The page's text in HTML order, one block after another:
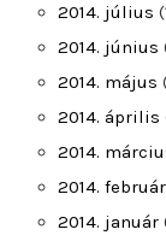
2014. július
2014. június
2014. május
2014. április
2014.
2014. február
2014. január